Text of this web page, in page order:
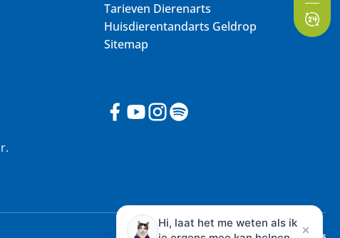
Tarieven Dierenarts
Huisdierentandarts Geldrop
Sitemap
Hi, laat het me weten als ik